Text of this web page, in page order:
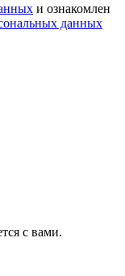
и ознакомлен
данных
с вами.